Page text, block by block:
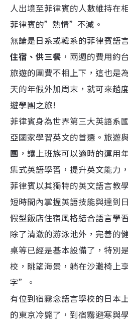
人出境至菲律賓的人數維持在
菲律賓的”熱情”不減。
無論是日系或韓系的菲律賓語
住宿、供三餐 ，兩週的費用約
旅遊的團費不相上下，這也是
天的年假外加周末，就可來趟
遊學團之旅!
菲律賓身為世界第三大英語系
亞國家學習英文的首選。旅遊
團 ，讓上班族可以適時的運用
集式英語學習，提升英文能力
菲律賓以其獨特的英文語言教
短時間內掌握英語技能與達到
假型飯店住宿風格結合語言學
除了清澈的游泳池外，完善的
桌等已經是基本設備了，特別
校，眺望海景，躺在沙灘椅上
字”。
有位到宿霧念語言學校的日本
的東京冷斃了，到宿霧避寒與